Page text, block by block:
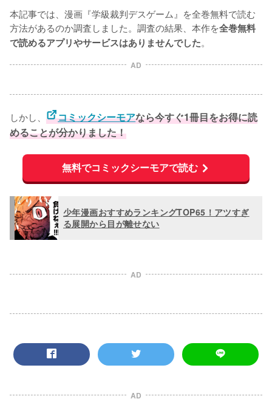
本記事では、漫画『学級裁判デスゲーム』を全巻無料で読む
方法があるのか調査しました。調査の結果、本作を全巻無料
で読めるアプリやサービスはありませんでした。
AD
しかし、 コミックシーモアなら今すぐ1冊目をお得に読
めることが分かりました！
無料でコミックシーモアで読む
少年漫画おすすめランキングTOP65！アツすぎ
る展開から目が離せない
AD
AD